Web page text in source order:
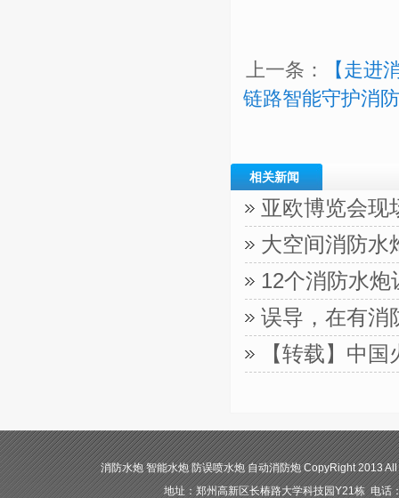
上一条：
【走进
链路智能守护消
相关新闻
亚欧博览会现
大空间消防水
12个消防水
误导，在有消
【转载】中
消防水炮 智能水炮 防误喷水炮 自动消防炮 CopyRight 2013
地址：郑州高新区长椿路大学科技园Y21栋 电